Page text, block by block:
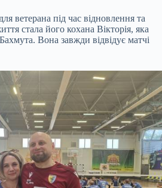
ветерана під час відновлення та
стала його кохана Вікторія, яка
Вона завжди відвідує матчі